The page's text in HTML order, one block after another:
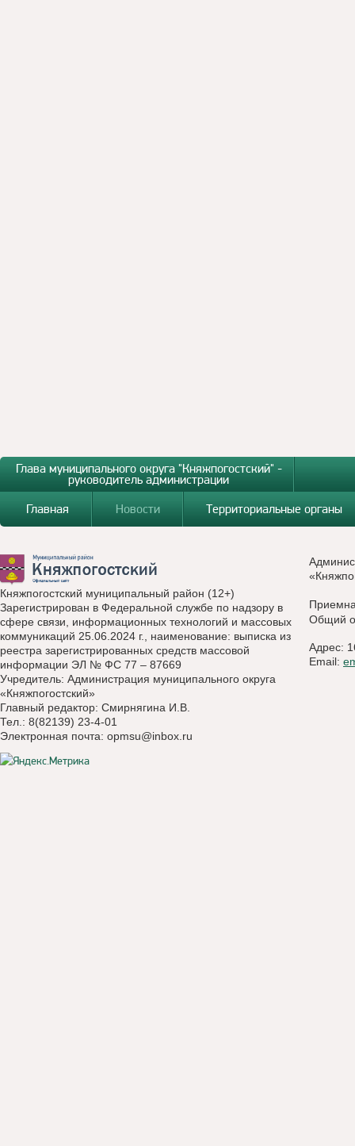
Глава муниципального округа "Княжпогостский" -
руководитель администрации
Главная
Новости Территориальные органы
Княжпогостский муниципальный район (12+)
Зарегистрирован в Федеральной службе по надзору в
сфере связи, информационных технологий и массовых
коммуникаций 25.06.2024 г., наименование: выписка из
реестра зарегистрированных средств массовой
информации ЭЛ № ФС 77 – 87669
Учредитель: Администрация муниципального округа
«Княжпогостский»
Главный редактор: Смирнягина И.В.
Тел.: 8(82139) 23-4-01
Электронная почта: opmsu@inbox.ru
Общий
Адрес:
Email: